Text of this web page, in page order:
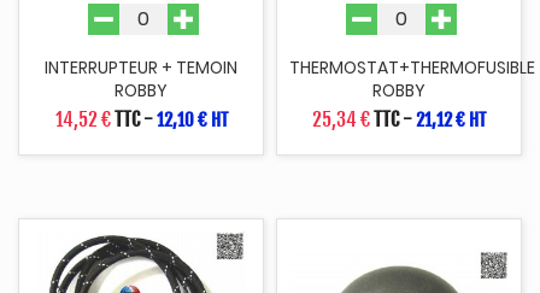
INTERRUPTEUR + TEMOIN
ROBBY
14,52 €TTC-12,10 € HT
THERMOSTAT+THERMOFUSIBLE
ROBBY
25,34 €TTC-21,12 € HT